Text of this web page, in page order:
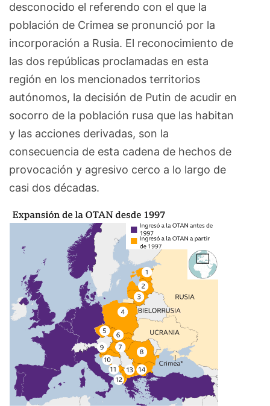
desconocido el referendo con el que la
población de Crimea se pronunció por la
incorporación a Rusia. El reconocimiento de
las dos repúblicas proclamadas en esta
región en los mencionados territorios
autónomos, la decisión de Putin de acudir en
socorro de la población rusa que las habitan
y las acciones derivadas, son la
consecuencia de esta cadena de hechos de
provocación y agresivo cerco a lo largo de
casi dos décadas.